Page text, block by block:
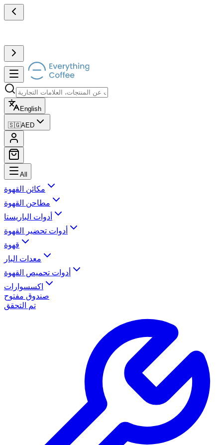
English
🇸🇬AED
All
مكائن القهوة
مطاحن القهوة
أدوات الباريستا
أدوات تحضير القهوة
قهوة
معدات البار
أدوات تحميص القهوة
اكسسوارات
صندوق مفتوح
تم التحقق